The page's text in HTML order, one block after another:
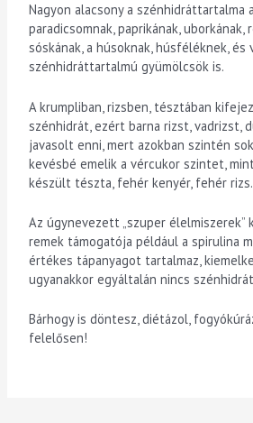
Nagyon alacsony a szénhidráttartalma
paradicsomnak, paprikának,
sóskának, a húsoknak, húsféléknek, és
szénhidráttartalmú gyümölcsök is.
A krumpliban, rizsben, tésztában
szénhidrát, ezért barna rizst, vadrizst,
javasolt enni, mert azokban szintén
kevésbé emelik a vércukor szintet,
készült tészta, fehér kenyér, fehér rizs.
Az úgynevezett „szuper élelmiszerek”
remek támogatója például a spirulina
értékes tápanyagot tartalmaz,
ugyanakkor egyáltalán nincs
Bárhogy is döntesz, diétázol,
felelősen!